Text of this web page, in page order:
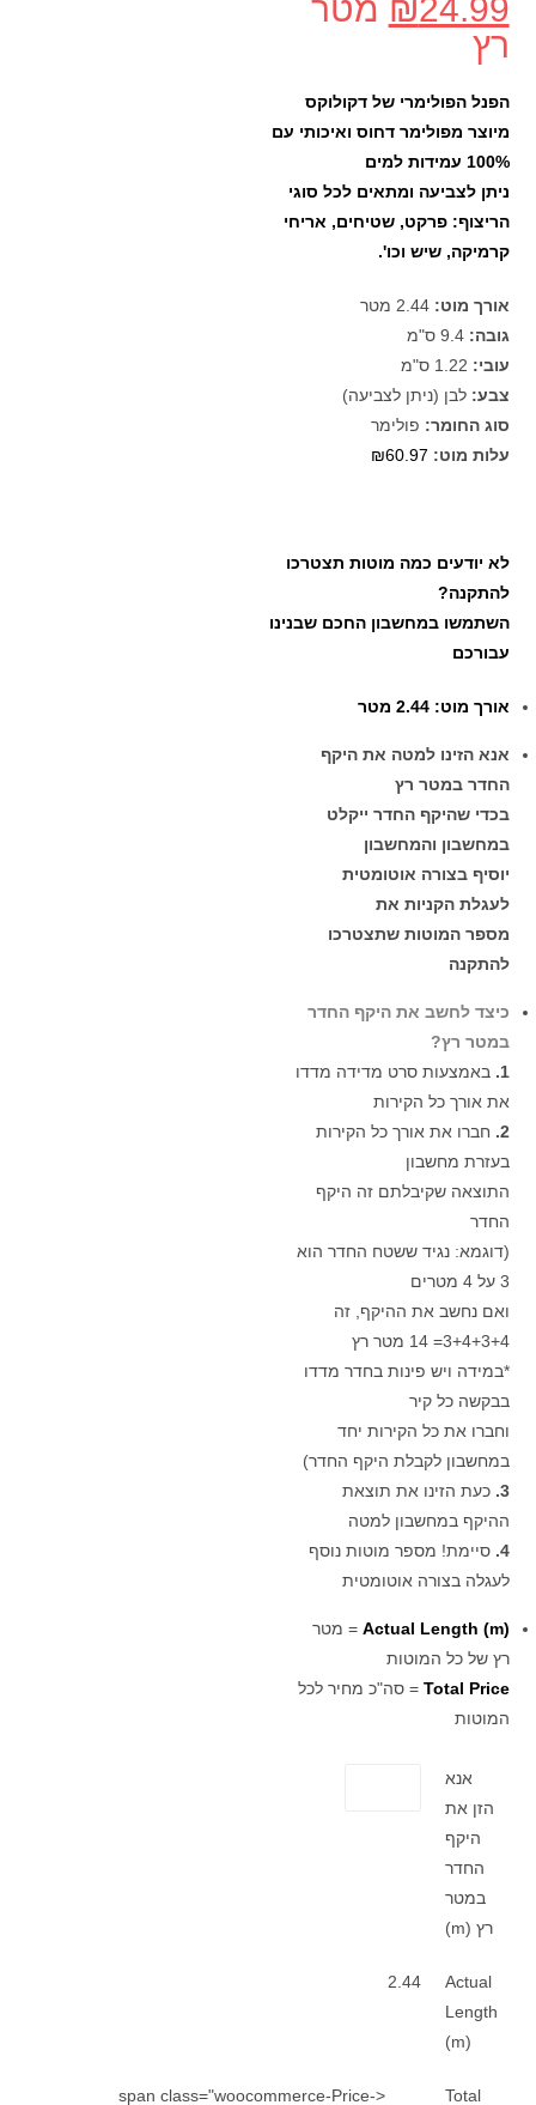
₪24.99
מטר
רץ
הפנל הפולימרי של דקולוקס
מיוצר מפולימר דחוס ואיכותי עם
100% עמידות למים
ניתן לצביעה ומתאים לכל סוגי
הריצוף: פרקט, שטיחים, אריחי
קרמיקה, שיש וכו'.
אורך מוט: 2.44 מטר
גובה: 9.4 ס"מ
עובי:
צבע: לבן (ניתן לצביעה)
סוג החומר: פולימר
עלות מוט: ₪60.97
לא יודעים כמה מוטות תצטרכו
להתקנה?
השתמשו במחשבון החכם שבנינו
עבורכם
אורך מוט: 2.44 מטר
אנא הזינו למטה את היקף
החדר במטר רץ
בכדי שהיקף החדר ייקלט
במחשבון והמחשבון
יוסיף בצורה אוטומטית
לעגלת הקניות את
מספר המוטות שתצטרכו
להתקנה
כיצד לחשב את היקף החדר
במטר רץ?
1. באמצעות סרט מדידה מדדו
את אורך כל הקירות
2. חברו את אורך כל הקירות
בעזרת מחשבון
התוצאה שקיבלתם זה היקף
החדר
(דוגמא: נגיד ששטח החדר הוא
3 על 4 מטרים
ואם נחשב את ההיקף, זה
3+4+3+4= 14 מטר רץ
*במידה ויש פינות בחדר מדדו
בבקשה כל קיר
וחברו את כל הקירות יחד
במחשבון לקבלת היקף החדר)
3. כעת הזינו את תוצאת
ההיקף במחשבון למטה
4. סיימת! מספר מוטות נוסף
לעגלה בצורה אוטומטית
Actual Length (m) = מטר
רץ של כל המוטות
Total Price = סה"כ מחיר לכל
המוטות
אנא
הזן את
היקף
החדר
במטר
רץ (m)
Actual
Length
(m)
2.44
Total
<span class="woocommerce-Price-